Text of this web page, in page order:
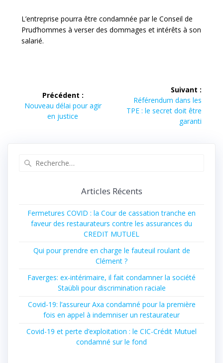
L’entreprise pourra être condamnée par le Conseil de
Prud’hommes à verser des dommages et intérêts à son
salarié.
Précédent :
Nouveau délai pour agir
en justice
Suivant :
Référendum dans les
TPE : le secret doit être
garanti
Articles Récents
Fermetures COVID : la Cour de cassation tranche en
faveur des restaurateurs contre les assurances du
CREDIT MUTUEL
Qui pour prendre en charge le fauteuil roulant de
Clément ?
Faverges: ex-intérimaire, il fait condamner la société
Staübli pour discrimination raciale
Covid-19: l’assureur Axa condamné pour la première
fois en appel à indemniser un restaurateur
Covid-19 et perte d’exploitation : le CIC-Crédit Mutuel
condamné sur le fond